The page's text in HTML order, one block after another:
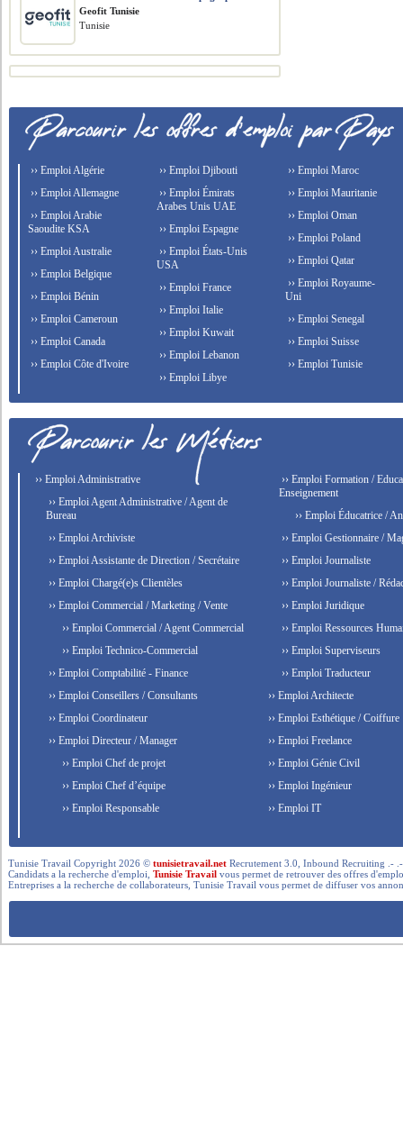
Geofit Tunisie
Tunisie
›› Emploi Algérie
›› Emploi Allemagne
›› Emploi Arabie
Saoudite KSA
›› Emploi Australie
›› Emploi Belgique
›› Emploi Bénin
›› Emploi Cameroun
›› Emploi Canada
›› Emploi Côte d'Ivoire
›› Emploi Djibouti
›› Emploi Émirats
Arabes Unis UAE
›› Emploi Espagne
›› Emploi États-Unis
USA
›› Emploi France
›› Emploi Italie
›› Emploi Kuwait
›› Emploi Lebanon
›› Emploi Libye
›› Emploi Maroc
›› Emploi Mauritanie
›› Emploi Oman
›› Emploi Poland
›› Emploi Qatar
›› Emploi Royaume-
Uni
›› Emploi Senegal
›› Emploi Suisse
›› Emploi Tunisie
›› Emploi Administrative
›› Emploi Agent Administrative / Agent de
Bureau
›› Emploi Archiviste
›› Emploi Assistante de Direction / Secrétaire
›› Emploi Chargé(e)s Clientèles
›› Emploi Commercial / Marketing / Vente
›› Emploi Commercial / Agent Commercial
›› Emploi Technico-Commercial
›› Emploi Comptabilité - Finance
›› Emploi Conseillers / Consultants
›› Emploi Coordinateur
›› Emploi Directeur / Manager
›› Emploi Chef de projet
›› Emploi Chef d’équipe
›› Emploi Responsable
›› Emploi Formation /
Enseignement
›› Emploi Éducatrice /
›› Emploi Gestionnaire /
›› Emploi Journaliste
›› Emploi Journaliste /
›› Emploi Juridique
›› Emploi Ressources
›› Emploi Superviseurs
›› Emploi Traducteur
›› Emploi Architecte
›› Emploi Esthétique / Coiffure
›› Emploi Freelance
›› Emploi Génie Civil
›› Emploi Ingénieur
›› Emploi IT
Tunisie Travail Copyright 2026 ©tunisietravail.net Recrutement 3.0, Inbound Recruiting .-
Candidats a la recherche d'emploi,Tunisie Travail vous permet de retrouver des offres
Entreprises a la recherche de collaborateurs, Tunisie Travail vous permet de diffuser vos